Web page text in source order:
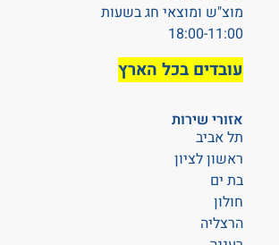
מוצ"ש ומוצאי חג בשעות
18:00-11:00
עובדים בכל הארץ
אזורי שירות
תל אביב
ראשון לציון
בת ים
חולון
הרצליה